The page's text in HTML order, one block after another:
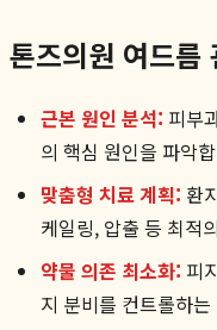
톤즈의원 여드름
근본 원인 분석: 피부
의 핵심 원인을 파악
맞춤형 치료 계획: 환
케일링, 압출 등 최적
약물 의존 최소화: 피
지 분비를 컨트롤하